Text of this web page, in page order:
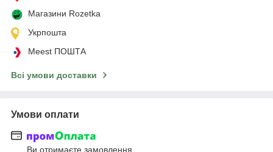
Магазини Rozetka
Укрпошта
Meest ПОШТА
Всі умови доставки
Умови оплати
Ви отримаєте замовлення